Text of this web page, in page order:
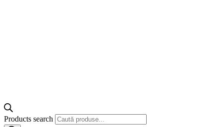
Products search